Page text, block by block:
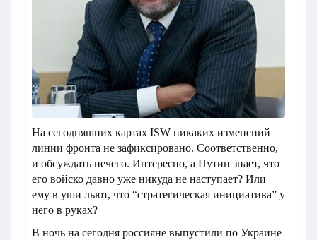
На сегодняшних картах ISW никаких изменений
линии фронта не зафиксировано. Соответственно,
и обсуждать нечего. Интересно, а Путин знает, что
его войско давно уже никуда не наступает? Или
ему в уши льют, что “стратегическая инициатива” у
него в руках?
В ночь на сегодня россияне выпустили по Украине